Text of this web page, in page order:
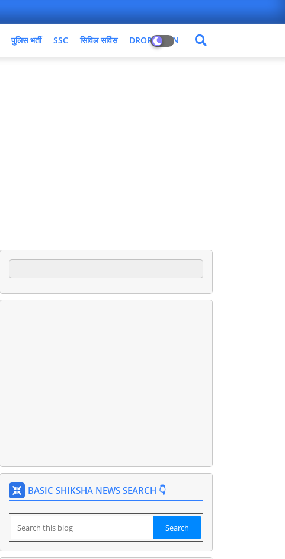
पुलिस भर्ती SSC सिविल सर्विस DROPDOWN
BASIC SHIKSHA NEWS SEARCH 👇